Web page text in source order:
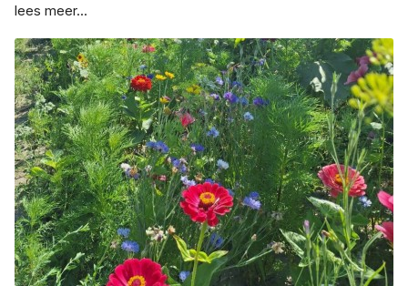
lees meer...